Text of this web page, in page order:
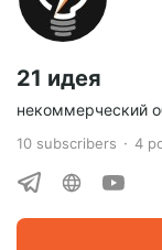
21 идея
некоммерческий
10 subscribers 4